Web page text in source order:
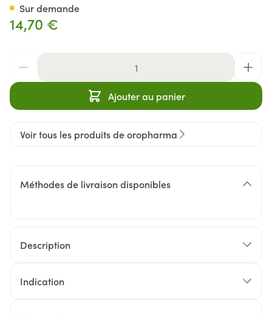
14,70 €
Ajouter au panier
Sur demande
Voir tous les produits de oropharma
Méthodes de livraison disponibles
Description
Indication